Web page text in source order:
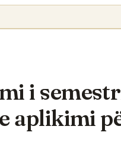
i
aplikimi